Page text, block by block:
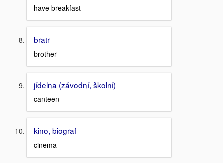
have breakfast
bratr
brother
jídelna (závodní, školní)
canteen
kino, biograf
cinema